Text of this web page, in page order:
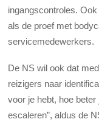
ingangscontroles.
als de proef met
servicemedewerkers.
De NS wil ook dat
reizigers naar
voor je hebt, hoe
escaleren”, aldus de